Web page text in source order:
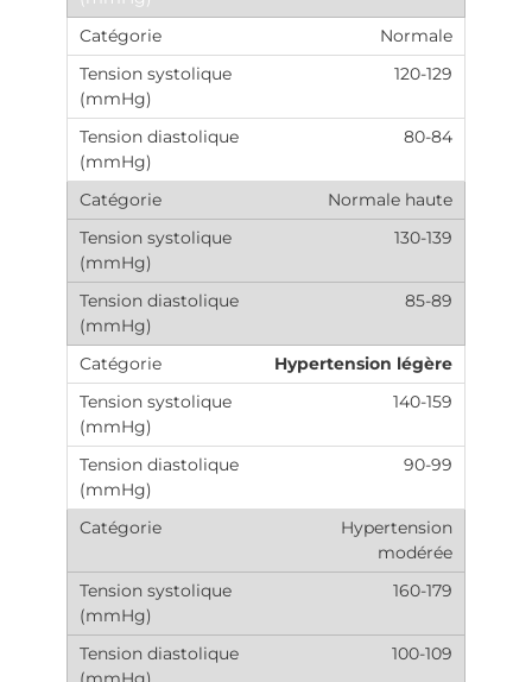
Normale
120-129
80-84
Normale haute
130-139
85-89
Hypertension légère
140-159
90-99
Hypertension
modérée
160-179
100-109